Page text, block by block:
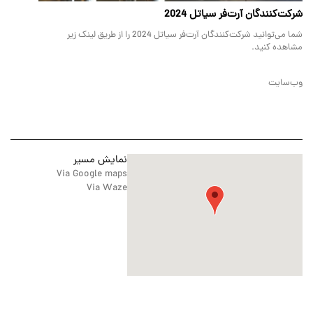
شرکت‌کنندگان آرت‌فر سیاتل 2024
شما می‌توانید شرکت‌کنندگان آرت‌فر سیاتل 2024 را از طریق لینک زیر
مشاهده کنید.
وب‌سایت
نمایش مسیر
Via Google maps
Via Waze